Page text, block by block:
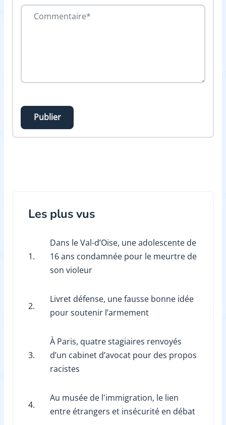
Publier
Les plus vus
1.
Dans le Val-d’Oise, une adolescente de
16 ans condamnée pour le meurtre de
son violeur
2.
Livret défense, une fausse bonne idée
pour soutenir l’armement
3.
À Paris, quatre stagiaires renvoyés
d’un cabinet d’avocat pour des propos
racistes
4.
Au musée de l'immigration, le lien
entre étrangers et insécurité en débat